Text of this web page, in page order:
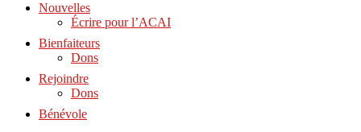
Nouvelles
Écrire pour l’ACAI
Bienfaiteurs
Dons
Rejoindre
Dons
Bénévole